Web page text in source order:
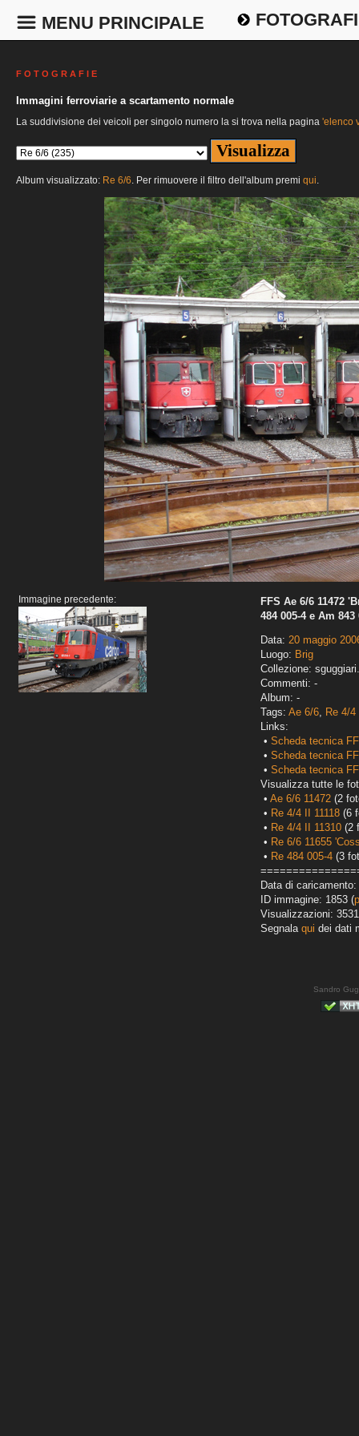
MENU PRINCIPALE
F O T O G R A F I E
Immagini ferroviarie a scartamento normale
La suddivisione dei veicoli per singolo numero la si trova nella pagina 'elenco
Album visualizzato: Re 6/6. Per rimuovere il filtro dell'album premi qui.
Immagine precedente:
FFS Ae 6/6 11472
484 005-4 e Am 843
Data: 20 maggio
Luogo: Brig
Collezione:
Commenti: -
Album: -
Tags: Ae 6/6, Re 4/
Links:
• Scheda tecnica
• Scheda tecnica
• Scheda tecnica
Visualizza tutte le
• Ae 6/6 11472 (2
• Re 4/4 II 11118 (6
• Re 4/4 II 11310 (2
• Re 6/6 11655
• Re 484 005-4 (3
Data di
ID immagine: 1853 (
Visualizzazioni: 3531
Segnala qui dei dati
Sandro